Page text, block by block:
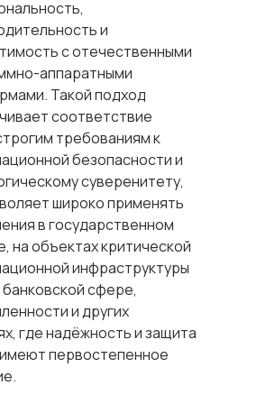
и
с отечественными
аппаратными
Такой подход
соответствие
требованиям к
безопасности и
суверенитету,
широко применять
в государственном
на объектах критической
инфраструктуры
сфере,
и других
где надёжность и защита
первостепенное